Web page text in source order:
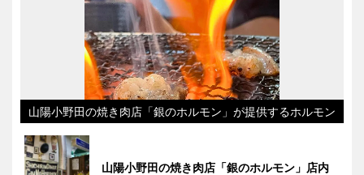
山陽小野田の焼き肉店「銀のホルモン」が提供するホルモン
山陽小野田の焼き肉店「銀のホルモン」店内